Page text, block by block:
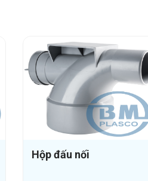
và phát
- Giá trị
chất lượng
Chứng nhận chất
Dự án tiêu biểu
Hồ sơ năng lực
Ống PVC-U
Phụ tùng PVC-U
R kháng UV
Ống PP-R kháng UV
Hộp đấu nối